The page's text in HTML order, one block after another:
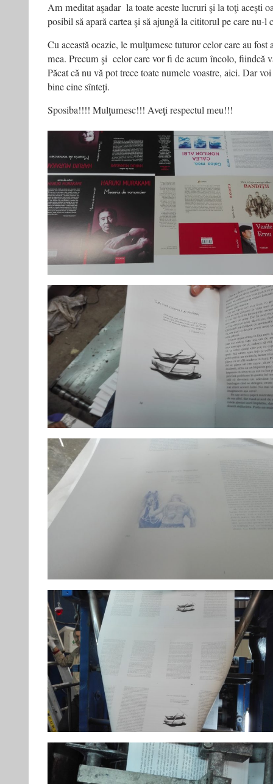
Am meditat aşadar la toate aceste lucruri şi la toţi aceşti
posibil să apară cartea şi să ajungă la cititorul pe care nu-l
Cu această ocazie, le mulţumesc tuturor celor care au fost
mea. Precum şi celor care vor fi de acum încolo, fiindcă
Păcat că nu vă pot trece toate numele voastre, aici. Dar
bine cine sînteţi.
Sposiba!!!! Mulţumesc!!! Aveţi respectul meu!!!